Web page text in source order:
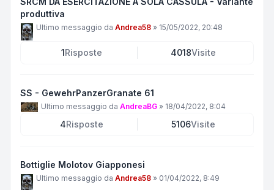
produttiva
Ultimo messaggio da Andrea58 » 15/05/2022, 20:48
1Risposte 4018Visite
SS - GewehrPanzerGranate 61
Ultimo messaggio da AndreaBG » 18/04/2022, 8:04
4Risposte 5106Visite
Bottiglie Molotov Giapponesi
Ultimo messaggio da Andrea58 » 01/04/2022, 8:49